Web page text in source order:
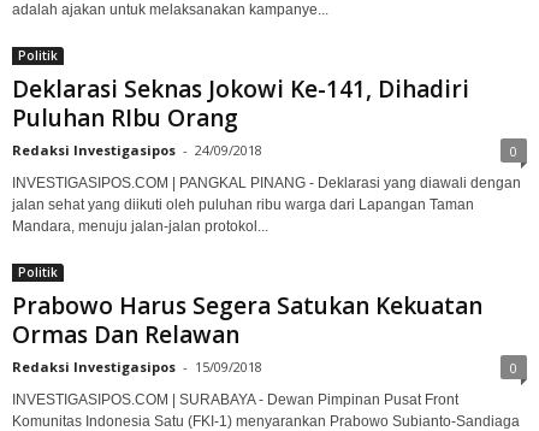
adalah ajakan untuk melaksanakan kampanye...
Politik
Deklarasi Seknas Jokowi Ke-141, Dihadiri
Puluhan RIbu Orang
Redaksi Investigasipos - 24/09/2018 0
INVESTIGASIPOS.COM | PANGKAL PINANG - Deklarasi yang diawali dengan
jalan sehat yang diikuti oleh puluhan ribu warga dari Lapangan Taman
Mandara, menuju jalan-jalan protokol...
Politik
Prabowo Harus Segera Satukan Kekuatan
Ormas Dan Relawan
Redaksi Investigasipos - 15/09/2018 0
INVESTIGASIPOS.COM | SURABAYA - Dewan Pimpinan Pusat Front
Komunitas Indonesia Satu (FKI-1) menyarankan Prabowo Subianto-Sandiaga